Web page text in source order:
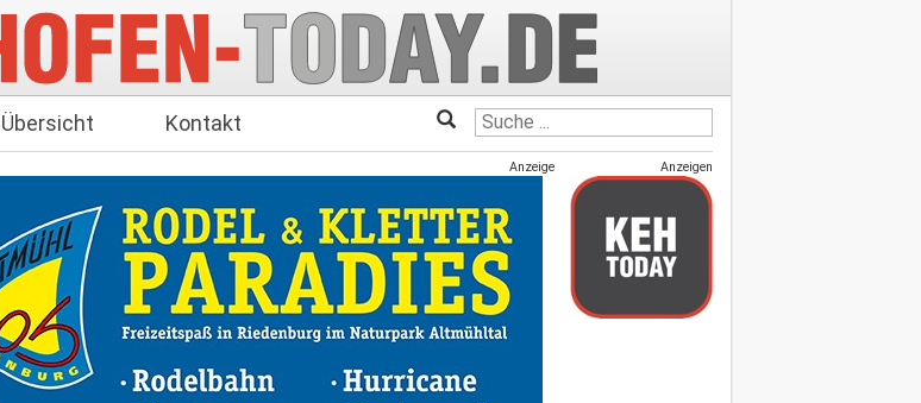
Übersicht Kontakt
Anzeige Anzeigen